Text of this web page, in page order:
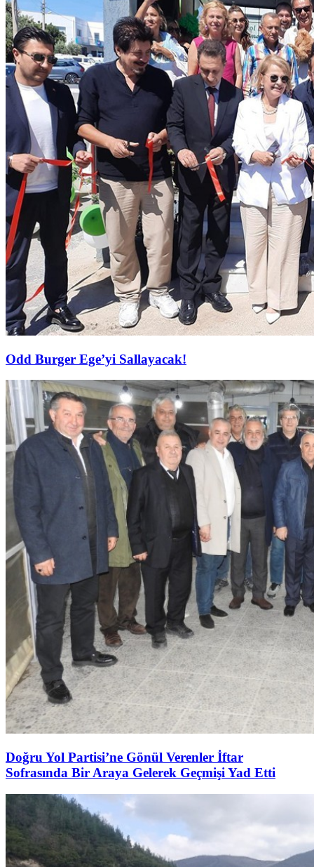
Odd Burger Ege’yi Sallayacak!
Doğru Yol Partisi’ne Gönül Verenler İftar
Sofrasında Bir Araya Gelerek Geçmişi Yad Etti